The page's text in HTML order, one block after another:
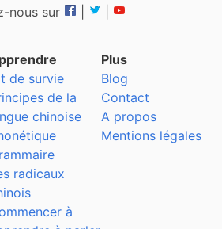
nous sur
de survie
de la
chinoise
radicaux
à
Plus
Blog
Contact
A propos
Mentions légales